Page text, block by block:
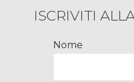
ISCRIVITI
Nome